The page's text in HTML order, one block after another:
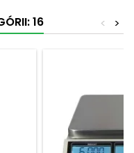
16 >
<